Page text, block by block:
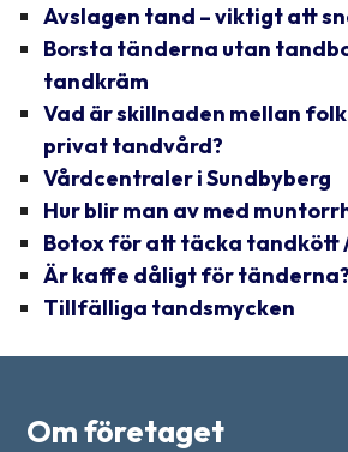
Avslagen tand – viktigt att
Borsta tänderna utan
tandkräm
Vad är skillnaden mellan
privat tandvård?
Vårdcentraler i Sundbyberg
Hur blir man av med
Botox för att täcka tandkött
Är kaffe dåligt för tänderna?
Tillfälliga tandsmycken
Om företaget